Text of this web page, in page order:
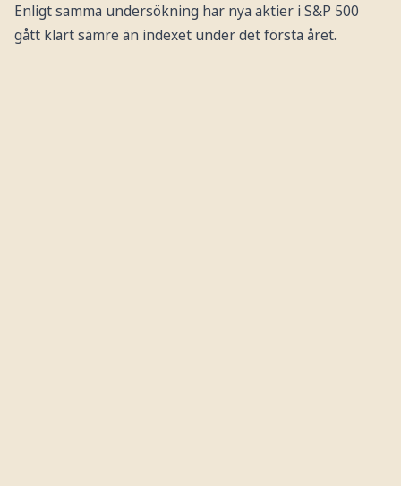
Enligt samma undersökning har nya aktier i S&P 500
gått klart sämre än indexet under det första året.